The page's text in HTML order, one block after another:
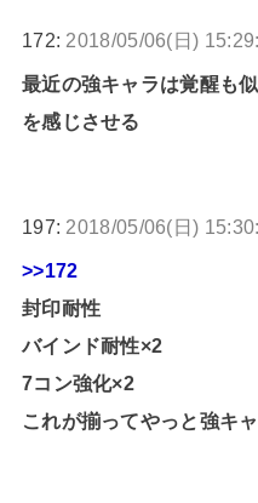
172: 2018/05/06(日)
最近の強キャラは覚醒も
を感じさせる
197: 2018/05/06(日)
>>172
封印耐性
バインド耐性×2
7コン強化×2
これが揃ってやっと強キ